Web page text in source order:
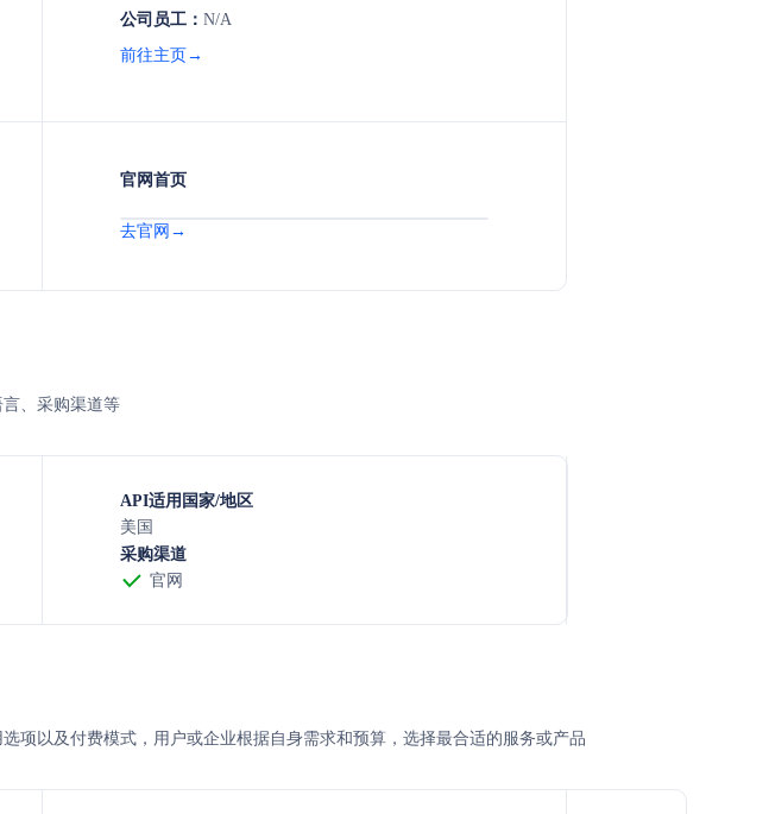
公司员工： N/A
前往主页→
官网首页
去官网→
言、采购渠道等
API适用国家/地区
美国
采购渠道
官网
项以及付费模式，用户或企业根据自身需求和预算，选择最合适的服务或产品